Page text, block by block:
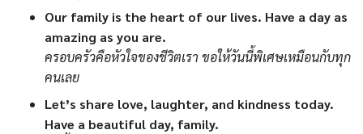
Our family is the heart of our lives. Have a day as
amazing as you are.
ครอบครัวคือหัวใจของชีวิตเรา ขอให้วันนี้พิเศษเหมือนกับทุก
คนเลย
Let’s share love, laughter, and kindness today.
Have a beautiful day, family.